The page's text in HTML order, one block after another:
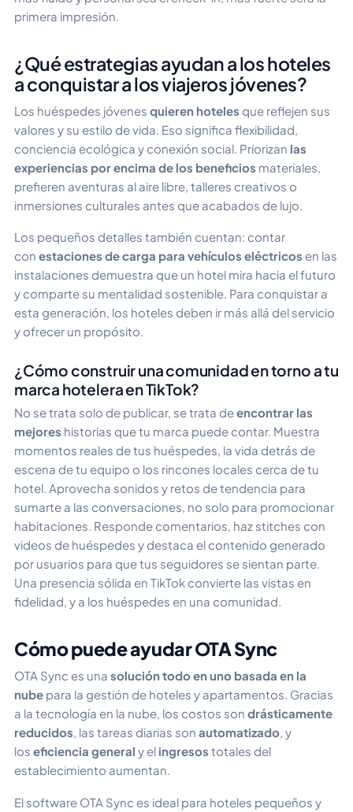
primera impresión.
¿Qué estrategias ayudan a los hoteles
a conquistar a los viajeros jóvenes?
Los huéspedes jóvenes quieren hoteles que reflejen sus
valores y su estilo de vida. Eso significa flexibilidad,
conciencia ecológica y conexión social. Priorizan las
experiencias por encima de los beneficios materiales,
prefieren aventuras al aire libre, talleres creativos o
inmersiones culturales antes que acabados de lujo.
Los pequeños detalles también cuentan: contar
con estaciones de carga para vehículos eléctricos en las
instalaciones demuestra que un hotel mira hacia el futuro
y comparte su mentalidad sostenible. Para conquistar a
esta generación, los hoteles deben ir más allá del servicio
y ofrecer un propósito.
¿Cómo construir una comunidad en torno a tu
marca hotelera en TikTok?
No se trata solo de publicar, se trata deencontrar las
mejores historias que tu marca puede contar. Muestra
momentos reales de tus huéspedes, la vida detrás de
escena de tu equipo o los rincones locales cerca de tu
hotel. Aprovecha sonidos y retos de tendencia para
sumarte a las conversaciones, no solo para promocionar
habitaciones. Responde comentarios, haz stitches con
videos de huéspedes y destaca el contenido generado
por usuarios para que tus seguidores se sientan parte.
Una presencia sólida en TikTok convierte las vistas en
fidelidad, y a los huéspedes en una comunidad.
Cómo puede ayudar OTA Sync
OTA Sync es una solución todo en uno basada en la
nube para la gestión de hoteles y apartamentos. Gracias
a la tecnología en la nube, los costos son drásticamente
reducidos, las tareas diarias son automatizado, y
los eficiencia general y el ingresos totales del
establecimiento aumentan.
El software OTA Sync es ideal para hoteles pequeños y